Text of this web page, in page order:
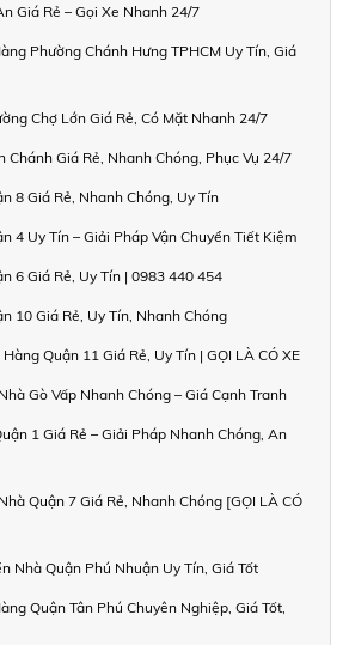
Giá Rẻ – Gọi Xe Nhanh 24/7
Phường Chánh Hưng TPHCM Uy Tín, Giá
Chợ Lớn Giá Rẻ, Có Mặt Nhanh 24/7
Chánh Giá Rẻ, Nhanh Chóng, Phục Vụ 24/7
8 Giá Rẻ, Nhanh Chóng, Uy Tín
4 Uy Tín – Giải Pháp Vận Chuyển Tiết Kiệm
6 Giá Rẻ, Uy Tín | 0983 440 454
10 Giá Rẻ, Uy Tín, Nhanh Chóng
Quận 11 Giá Rẻ, Uy Tín | GỌI LÀ CÓ XE
Gò Vấp Nhanh Chóng – Giá Cạnh Tranh
1 Giá Rẻ – Giải Pháp Nhanh Chóng, An
Quận 7 Giá Rẻ, Nhanh Chóng [GỌI LÀ CÓ
Nhà Quận Phú Nhuận Uy Tín, Giá Tốt
Quận Tân Phú Chuyên Nghiệp, Giá Tốt,